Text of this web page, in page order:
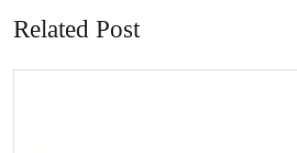
Related Post